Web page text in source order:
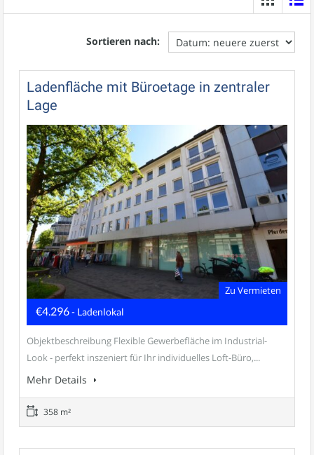
Sortieren nach:
Ladenfläche mit Büroetage in zentraler
Lage
Zu Vermieten
€4.296- Ladenlokal
Objektbeschreibung Flexible Gewerbefläche im Industrial-
Look - perfekt inszeniert für Ihr individuelles Loft-Büro,...
Mehr Details
358 m²